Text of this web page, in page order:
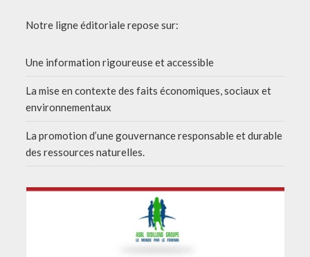
Notre ligne éditoriale repose sur:
Une information rigoureuse et accessible
La mise en contexte des faits économiques, sociaux et
environnementaux
La promotion d’une gouvernance responsable et durable
des ressources naturelles.